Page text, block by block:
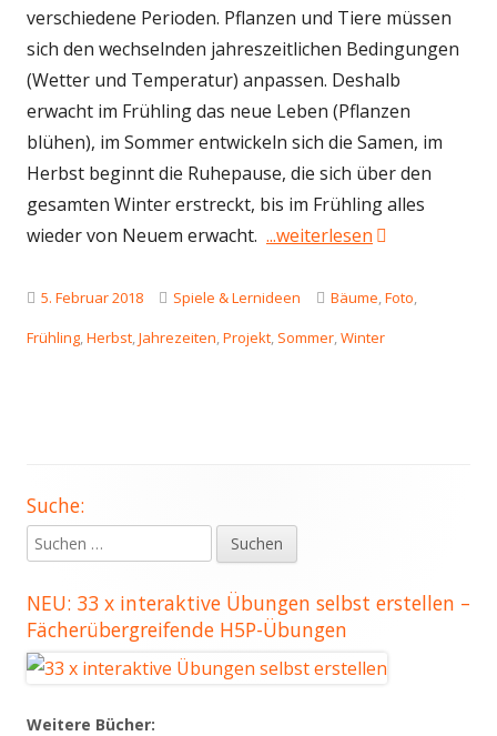
verschiedene Perioden. Pflanzen und Tiere müssen
sich den wechselnden jahreszeitlichen Bedingungen
(Wetter und Temperatur) anpassen. Deshalb
erwacht im Frühling das neue Leben (Pflanzen
blühen), im Sommer entwickeln sich die Samen, im
Herbst beginnt die Ruhepause, die sich über den
gesamten Winter erstreckt, bis im Frühling alles
wieder von Neuem erwacht. ...weiterlesen
Veröffentlicht
am
5. Februar 2018 Kategorien
Spiele & Lernideen Schlagwörter
Bäume,Foto,
Frühling,Herbst,Jahrezeiten,Projekt, Sommer,Winter
Haupt-
Seitenleiste
Suche:
Suchen
nach:
NEU: 33 x interaktive Übungen selbst erstellen –
Fächerübergreifende H5P-Übungen
Weitere Bücher: